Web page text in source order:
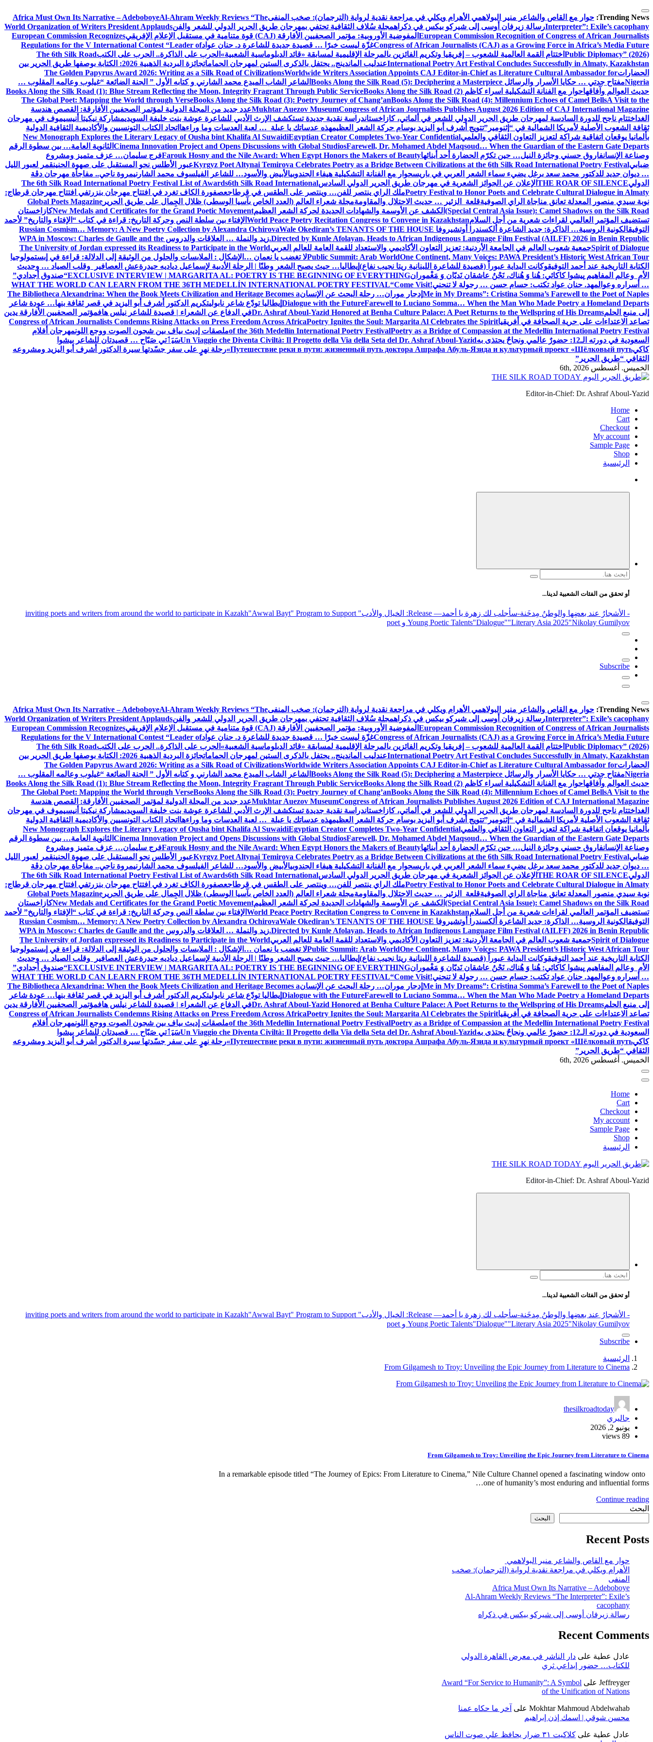
التجاوز
إلى
المحتوى
Trending News: حوار مع القاص والشاعر منير البولاهمي الأهرام ويكلي في مراجعة نقدية لرواية (الترجمان): صخب المنفى Africa Must Own Its Narrative – AdeboboyeAl-Ahram Weekly Reviews “The
Interpreter”: Exile’s cacophanyرسالة زيرفان أوسى إلى شيركو بيكس في ذكراهمجلة سُلاف الثقافية تحتفي بمهرجان طريق الحرير الدولي للشعر والفنWorld Organization of Writers President Applauds
European Commission Recognition of Congress of African Journalists المفوضية الأوروبية: مؤتمر الصحفيين الأفارقة (CAJ) قوة متنامية في مستقبل الإعلام الإفريقي
European Commission Recognizes
Congress of African Journalists (CAJ) as a Growing Force in Africa’s Media Futureغزّة ليست خبرًا … قصيدة جديدة للشاعرة د. حنان عوادRegulations for the V International Contest “Leader of
Public Diplomacy” (2026) اختتام القمة العالمية للشعوب – إفريقيا وتكريم الفائزين بالمرحلة الإقليمية لمسابقة «قائد الدبلوماسية الشعبية» الحرب على الذاكرة.. الحرب على الكتبThe 6th Silk Road
International Poetry Art Festival Concludes Successfully in Almaty, Kazakhstanعندليب الماندينج.. يحتفل بالذكرى الستين لمهرجان الحمامات
جائزة البردية الذهبية 2026: الكتابة بوصفها طريق الحرير بين
الحضارات
The Golden Papyrus Award 2026: Writing as a Silk Road of CivilizationsWorldwide Writers Association Appoints CAJ Editor-in-Chief as Literature Cultural Ambassador for
Nigeriaمفتاح جدتي … حكايا الأسرار والرسائل Books Along the Silk Road (5): Deciphering a Masterpiece الشاعر الشاب المبدع محمد الشارني و كتابه الأول ” الجنة الضائعة “غيلوب وعالمه المقلوب …
حديث العوالم وآفاقهاحوار مع الفنانة التشكيلية اسراء كاظم Books Along the Silk Road (1): Blue Stream Reflecting the Moon, Integrity Fragrant Through Public ServiceBooks Along the Silk Road (2)
The Global Poet: Mapping the World through VerseBooks Along the Silk Road (3): Poetry Journey of Chang’anBooks Along the Silk Road (4): Millennium Echoes of Camel BellsA Visit to the
Mukhtar Auezov MuseumCongress of African Journalists Publishes August 2026 Edition of CAJ International Magazine
عدد جديد من المجلة الدولية لمؤتمر الصحفيين الأفارقة: القصص هندسة
الغد اختتام ناجح للدورة السادسة لمهرجان طريق الحرير الدولي للشعر في ألماتي، كازاخستاندراسة نقدية جديدة تستكشف الإرث الأدبي للشاعرة عوشة بنت خليفة السويديمشاركة نيكيتا أنيسيموف في مهرجان
ثقافة الشعوب الأصلية لأمريكا الشمالية في “إثنومير”تتويج أشرف أبو اليزيد بوسام حركة الشعر العظيمهذه عدساتك يا عبلة … لعبة العدسات وما وراءها اتحاد الكتاب التونسيين والأكاديمية الثقافية الدولية
بألمانيا يوقعان اتفاقية شراكة لتعزيز التعاون الثقافي والعلمي
New Monograph Explores the Literary Legacy of Ousha bint Khalifa Al SuwaidiEgyptian Creator Completes Two-Year Confidential
Cinema Innovation Project and Opens Discussions with Global StudiosFarewell, Dr. Mohamed Abdel Maqsoud… When the Guardian of the Eastern Gate Departs
الثانوية العامة… بين سطوة الرقم
وصناعة الإنسانفاروق حسني وجائزة النيل… حين تكرّم الحضارة أحد أبنائهاFarouk Hosny and the Nile Award: When Egypt Honors the Makers of Beautyفرج سليمان… عزف متميز ومشروع
ضبابيKyrgyz Poet Altynai Temirova Celebrates Poetry as a Bridge Between Civilizations at the 6th Silk Road International Poetry Festivalعبور الأطلس نحو المستقبل على صهوة الحنينقمر لعبور الليل
… ديوان جديد للدكتور محمد سعد برغل يضيء سماء الشعر العربي في باريسحوار مع الفنانة التشكيلية هيفاء الجندوبيالأبيض والأسود… للشاعر الفيلسوف محمد الشارنيمروة ناجي.. مفاجأة مهرجان دڨة
الدوليTHE ROAR OF SILENCE الإعلان عن الجوائز الشعرية في مهرجان طريق الحرير الدولي السادس The 6th Silk Road International Poetry Festival List of Awards6th Silk Road International
Poetry Festival to Honor Poets and Celebrate Cultural Dialogue in Almatyملك الراي ينتصر للفن… وينتصر على الطقس في قرطاجعصفورة الكاف تغرد في افتتاح مهرجان بنزرتفي افتتاح مهرجان قرطاج:
نوبة سيدي منصور المعدلة تعانق مناجاة الراي الصوفيةقلعة الزئير … حديث الاحتلال والمقاومةمجلة شعراء العالم (العدد الخاص بآسيا الوسطى) ظلال الجِمال على طريق الحرير Global Poets Magazine
(Special Central Asia Issue): Camel Shadows on the Silk Road الكشف عن الأوسمة والشهادات الجديدة لحركة الشعر العظيمNew Medals and Certificates for the Grand Poetic Movementكازاخستان
تستضيف المؤتمر العالمي لقراءات شعرية من أجل السلامWorld Peace Poetry Recitation Congress to Convene in Kazakhstan الإفتاء بين سلطة النص وحركة التاريخ: قراءة في كتاب “الإفتاء والتاريخ” لأحمد
التوفيقالكونية الروسية… الذاكرة: جديد الشاعرة ألكسندرا أوتشيروفا Russian Cosmism… Memory: A New Poetry Collection by Alexandra OchirovaWale Okediran’s TENANTS OF THE HOUSE
Directed by Kunle Afolayan, Heads to African Indigenous Language Film Festival (AILFF) 2026 in Benin Republic. زيد والنملة … العلاقات والدروس WPA in Moscow: Charles de Gaulle and the
Spirit of Dialogueجمعية شعوب العالم في الجامعة الأردنية: تعزيز التعاون الأكاديمي والاستعداد للقمة العامة للعالم العربيThe University of Jordan expressed its Readiness to Participate in the World
Public Summit: Arab WorldOne Continent, Many Voices: PAWA President’s Historic West African Tour لا تغضب يا نعمان …الإشكال : الملابسات والحلول من الوثيقة إلى الدلالة: قراءة في إبستمولوجيا
الكتابة التاريخية عند أحمد التوفيقوكانت البداية عبوراً (قصيدة للشاعرة اللبنانية ريتا نجيب نفاع) إيطاليا… حيث يصبح الشعر وطنًا | الرحلة الأدبية لإسماعيل دياديه حيدرةعش العصافير وقلب الصياد … وحديث
الأم وعالم المفاهيم پیشوا کاکائي: هُنا وَ هُناك، نَحْنُ عاشقان نَديّان وَ مَغْمورانEXCLUSIVE INTERVIEW | MARGARITA AL: POETRY IS THE BEGINNING OF EVERYTHING“صندوق أجدادي”
… أسراره وعوالمهد. حنان عواد تكتب: حسام حسن … رجولة لا تنحني! WHAT THE WORLD CAN LEARN FROM THE 36TH MEDELLÍN INTERNATIONAL POETRY FESTIVAL“Come Visit
Me in My Dreams”: Cristina Somma’s Farewell to the Poet of Naples إدجار موران… رحلة البحث عن الإنسانThe Bibliotheca Alexandrina: When the Book Meets Civilization and Heritage Becomes a
Dialogue with the FutureFarewell to Luciano Somma… When the Man Who Made Poetry a Homeland Departs إيطاليا تودّع شاعر نابوليتكريم الدكتور أشرف أبو اليزيد في قصر ثقافة بنها… عودة شاعر
إلى منبع الحلمDr. Ashraf Aboul-Yazid Honored at Benha Culture Palace: A Poet Returns to the Wellspring of His Dreamsفي الدفاع عن الشعراء | قصيدة للشاعر نيلس هافمؤتمر الصحفيين الأفارقة يدين
تصاعد الاعتداءات على حرية الصحافة في أفريقيا
Congress of African Journalists Condemns Rising Attacks on Press Freedom Across AfricaPoetry Ignites the Soul: Margarita Al Celebrates the Spirit
of the 36th Medellín International Poetry FestivalPoetry as a Bridge of Compassion at the Medellín International Poetry Festival ملصقات إديث بياف بين شجون الصوت ووجع اللونمهرجان أفلام
السعودية في دورته الـ12: حضورٌ عالمي ونجاحٌ يحتذى به
Un Viaggio che Diventa Civiltà: Il Progetto della Via della Seta del Dr. Ashraf Aboul-Yazidسَيَٲتي صَبّاح … قصيدتان للشاعر بيشوا
كاكيПутешествие реки в пути: жизненный путь доктора Ашрафа Абуль-Язида и культурный проект «Шёлковый путь» رحلة نهرٍ على سفر جسّدتها سيرة الدكتور أشرف أبو اليزيد ومشروعه
الثقافي “طريق الحرير”
الخميس. أغسطس 6th, 2026
Editor-in-Chief: Dr. Ashraf Aboul-Yazid
Home
Cart
Checkout
My account
Sample Page
Shop
الرئيسية
البحث
أو تحقق من الفئات الشعبية لدينا...
- الأشجارُ عند بعضِها والوطنُ مِدخَنة-سأجلب لك زهرة يا أحمد— Release : الخيال والأدب" inviting poets and writers from around the world to participate in Kazakh
"Awwal Bayt" Program to Support
Young Poetic Talents"Dialogue""Literary Asia 2025"Nikolay Gumilyov و poet
Subscribe
Trending News: حوار مع القاص والشاعر منير البولاهمي الأهرام ويكلي في مراجعة نقدية لرواية (الترجمان): صخب المنفى Africa Must Own Its Narrative – AdeboboyeAl-Ahram Weekly Reviews “The
Interpreter”: Exile’s cacophanyرسالة زيرفان أوسى إلى شيركو بيكس في ذكراهمجلة سُلاف الثقافية تحتفي بمهرجان طريق الحرير الدولي للشعر والفنWorld Organization of Writers President Applauds
European Commission Recognition of Congress of African Journalists المفوضية الأوروبية: مؤتمر الصحفيين الأفارقة (CAJ) قوة متنامية في مستقبل الإعلام الإفريقي
European Commission Recognizes
Congress of African Journalists (CAJ) as a Growing Force in Africa’s Media Futureغزّة ليست خبرًا … قصيدة جديدة للشاعرة د. حنان عوادRegulations for the V International Contest “Leader of
Public Diplomacy” (2026) اختتام القمة العالمية للشعوب – إفريقيا وتكريم الفائزين بالمرحلة الإقليمية لمسابقة «قائد الدبلوماسية الشعبية» الحرب على الذاكرة.. الحرب على الكتبThe 6th Silk Road
International Poetry Art Festival Concludes Successfully in Almaty, Kazakhstanعندليب الماندينج.. يحتفل بالذكرى الستين لمهرجان الحمامات
جائزة البردية الذهبية 2026: الكتابة بوصفها طريق الحرير بين
الحضارات
The Golden Papyrus Award 2026: Writing as a Silk Road of CivilizationsWorldwide Writers Association Appoints CAJ Editor-in-Chief as Literature Cultural Ambassador for
Nigeriaمفتاح جدتي … حكايا الأسرار والرسائل Books Along the Silk Road (5): Deciphering a Masterpiece الشاعر الشاب المبدع محمد الشارني و كتابه الأول ” الجنة الضائعة “غيلوب وعالمه المقلوب …
حديث العوالم وآفاقهاحوار مع الفنانة التشكيلية اسراء كاظم Books Along the Silk Road (1): Blue Stream Reflecting the Moon, Integrity Fragrant Through Public ServiceBooks Along the Silk Road (2)
The Global Poet: Mapping the World through VerseBooks Along the Silk Road (3): Poetry Journey of Chang’anBooks Along the Silk Road (4): Millennium Echoes of Camel BellsA Visit to the
Mukhtar Auezov MuseumCongress of African Journalists Publishes August 2026 Edition of CAJ International Magazine
عدد جديد من المجلة الدولية لمؤتمر الصحفيين الأفارقة: القصص هندسة
الغد اختتام ناجح للدورة السادسة لمهرجان طريق الحرير الدولي للشعر في ألماتي، كازاخستاندراسة نقدية جديدة تستكشف الإرث الأدبي للشاعرة عوشة بنت خليفة السويديمشاركة نيكيتا أنيسيموف في مهرجان
ثقافة الشعوب الأصلية لأمريكا الشمالية في “إثنومير”تتويج أشرف أبو اليزيد بوسام حركة الشعر العظيمهذه عدساتك يا عبلة … لعبة العدسات وما وراءها اتحاد الكتاب التونسيين والأكاديمية الثقافية الدولية
بألمانيا يوقعان اتفاقية شراكة لتعزيز التعاون الثقافي والعلمي
New Monograph Explores the Literary Legacy of Ousha bint Khalifa Al SuwaidiEgyptian Creator Completes Two-Year Confidential
Cinema Innovation Project and Opens Discussions with Global StudiosFarewell, Dr. Mohamed Abdel Maqsoud… When the Guardian of the Eastern Gate Departs
الثانوية العامة… بين سطوة الرقم
وصناعة الإنسانفاروق حسني وجائزة النيل… حين تكرّم الحضارة أحد أبنائهاFarouk Hosny and the Nile Award: When Egypt Honors the Makers of Beautyفرج سليمان… عزف متميز ومشروع
ضبابيKyrgyz Poet Altynai Temirova Celebrates Poetry as a Bridge Between Civilizations at the 6th Silk Road International Poetry Festivalعبور الأطلس نحو المستقبل على صهوة الحنينقمر لعبور الليل
… ديوان جديد للدكتور محمد سعد برغل يضيء سماء الشعر العربي في باريسحوار مع الفنانة التشكيلية هيفاء الجندوبيالأبيض والأسود… للشاعر الفيلسوف محمد الشارنيمروة ناجي.. مفاجأة مهرجان دڨة
الدوليTHE ROAR OF SILENCE الإعلان عن الجوائز الشعرية في مهرجان طريق الحرير الدولي السادس The 6th Silk Road International Poetry Festival List of Awards6th Silk Road International
Poetry Festival to Honor Poets and Celebrate Cultural Dialogue in Almatyملك الراي ينتصر للفن… وينتصر على الطقس في قرطاجعصفورة الكاف تغرد في افتتاح مهرجان بنزرتفي افتتاح مهرجان قرطاج:
نوبة سيدي منصور المعدلة تعانق مناجاة الراي الصوفيةقلعة الزئير … حديث الاحتلال والمقاومةمجلة شعراء العالم (العدد الخاص بآسيا الوسطى) ظلال الجِمال على طريق الحرير Global Poets Magazine
(Special Central Asia Issue): Camel Shadows on the Silk Road الكشف عن الأوسمة والشهادات الجديدة لحركة الشعر العظيمNew Medals and Certificates for the Grand Poetic Movementكازاخستان
تستضيف المؤتمر العالمي لقراءات شعرية من أجل السلامWorld Peace Poetry Recitation Congress to Convene in Kazakhstan الإفتاء بين سلطة النص وحركة التاريخ: قراءة في كتاب “الإفتاء والتاريخ” لأحمد
التوفيقالكونية الروسية… الذاكرة: جديد الشاعرة ألكسندرا أوتشيروفا Russian Cosmism… Memory: A New Poetry Collection by Alexandra OchirovaWale Okediran’s TENANTS OF THE HOUSE
Directed by Kunle Afolayan, Heads to African Indigenous Language Film Festival (AILFF) 2026 in Benin Republic. زيد والنملة … العلاقات والدروس WPA in Moscow: Charles de Gaulle and the
Spirit of Dialogueجمعية شعوب العالم في الجامعة الأردنية: تعزيز التعاون الأكاديمي والاستعداد للقمة العامة للعالم العربيThe University of Jordan expressed its Readiness to Participate in the World
Public Summit: Arab WorldOne Continent, Many Voices: PAWA President’s Historic West African Tour لا تغضب يا نعمان …الإشكال : الملابسات والحلول من الوثيقة إلى الدلالة: قراءة في إبستمولوجيا
الكتابة التاريخية عند أحمد التوفيقوكانت البداية عبوراً (قصيدة للشاعرة اللبنانية ريتا نجيب نفاع) إيطاليا… حيث يصبح الشعر وطنًا | الرحلة الأدبية لإسماعيل دياديه حيدرةعش العصافير وقلب الصياد … وحديث
الأم وعالم المفاهيم پیشوا کاکائي: هُنا وَ هُناك، نَحْنُ عاشقان نَديّان وَ مَغْمورانEXCLUSIVE INTERVIEW | MARGARITA AL: POETRY IS THE BEGINNING OF EVERYTHING“صندوق أجدادي”
… أسراره وعوالمهد. حنان عواد تكتب: حسام حسن … رجولة لا تنحني! WHAT THE WORLD CAN LEARN FROM THE 36TH MEDELLÍN INTERNATIONAL POETRY FESTIVAL“Come Visit
Me in My Dreams”: Cristina Somma’s Farewell to the Poet of Naples إدجار موران… رحلة البحث عن الإنسانThe Bibliotheca Alexandrina: When the Book Meets Civilization and Heritage Becomes a
Dialogue with the FutureFarewell to Luciano Somma… When the Man Who Made Poetry a Homeland Departs إيطاليا تودّع شاعر نابوليتكريم الدكتور أشرف أبو اليزيد في قصر ثقافة بنها… عودة شاعر
إلى منبع الحلمDr. Ashraf Aboul-Yazid Honored at Benha Culture Palace: A Poet Returns to the Wellspring of His Dreamsفي الدفاع عن الشعراء | قصيدة للشاعر نيلس هافمؤتمر الصحفيين الأفارقة يدين
تصاعد الاعتداءات على حرية الصحافة في أفريقيا
Congress of African Journalists Condemns Rising Attacks on Press Freedom Across AfricaPoetry Ignites the Soul: Margarita Al Celebrates the Spirit
of the 36th Medellín International Poetry FestivalPoetry as a Bridge of Compassion at the Medellín International Poetry Festival ملصقات إديث بياف بين شجون الصوت ووجع اللونمهرجان أفلام
السعودية في دورته الـ12: حضورٌ عالمي ونجاحٌ يحتذى به
Un Viaggio che Diventa Civiltà: Il Progetto della Via della Seta del Dr. Ashraf Aboul-Yazidسَيَٲتي صَبّاح … قصيدتان للشاعر بيشوا
كاكيПутешествие реки в пути: жизненный путь доктора Ашрафа Абуль-Язида и культурный проект «Шёлковый путь» رحلة نهرٍ على سفر جسّدتها سيرة الدكتور أشرف أبو اليزيد ومشروعه
الثقافي “طريق الحرير”
الخميس. أغسطس 6th, 2026
Home
Cart
Checkout
My account
Sample Page
Shop
الرئيسية
Editor-in-Chief: Dr. Ashraf Aboul-Yazid
البحث
أو تحقق من الفئات الشعبية لدينا...
- الأشجارُ عند بعضِها والوطنُ مِدخَنة-سأجلب لك زهرة يا أحمد— Release : الخيال والأدب" inviting poets and writers from around the world to participate in Kazakh
"Awwal Bayt" Program to Support
Young Poetic Talents"Dialogue""Literary Asia 2025"Nikolay Gumilyov و poet
Subscribe
الرئيسية
From Gilgamesh to Troy: Unveiling the Epic Journey from Literature to Cinema
thesilkroadtoday
جاليري
يونيو 2, 2026
89 views
From Gilgamesh to Troy: Unveiling the Epic Journey from Literature to Cinema
In a remarkable episode titled “The Journey of Epics: From Literature to Cinema,” Nile Culture Channel opened a fascinating window onto
one of humanity’s most enduring and influential forms…
Continue reading
البحث
البحث
Recent Posts
حوار مع القاص والشاعر منير البولاهمي
الأهرام ويكلي في مراجعة نقدية لرواية (الترجمان): صخب
المنفى
Africa Must Own Its Narrative – Adeboboye
Al-Ahram Weekly Reviews “The Interpreter”: Exile’s
cacophany
رسالة زيرفان أوسى إلى شيركو بيكس في ذكراه
Recent Comments
عادل عطية على دار الناشر في معرض القاهرة الدولي
للكتاب… حضور إبداعي ثري
Jeffreyger على Award “For Service to Humanity”: A Symbol
of the Unification of Nations
Mokhtar Mahmoud Abdelwahab على آخر ما حكاه عمنا
محسن شوقي | اسمك إذن إبراهيم
عادل عطية على
كلاكيت ٣١ ضرار يحافظ علي صوت الناس